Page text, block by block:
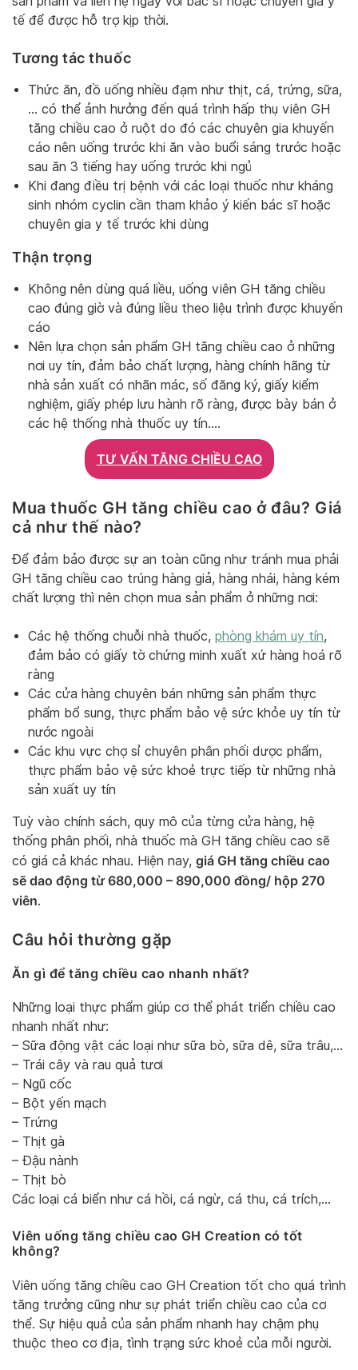
tế để được hỗ trợ kịp thời.
Tương tác thuốc
Thức ăn, đồ uống nhiều đạm như thịt, cá, trứng, sữa,
… có thể ảnh hưởng đến quá trình hấp thụ viên GH
tăng chiều cao ở ruột do đó các chuyên gia khuyến
cáo nên uống trước khi ăn vào buổi sáng trước hoặc
sau ăn 3 tiếng hay uống trước khi ngủ
Khi đang điều trị bệnh với các loại thuốc như kháng
sinh nhóm cyclin cần tham khảo ý kiến bác sĩ hoặc
chuyên gia y tế trước khi dùng
Thận trọng
Không nên dùng quá liều, uống viên GH tăng chiều
cao đúng giờ và đúng liều theo liệu trình được khuyến
cáo
Nên lựa chọn sản phẩm GH tăng chiều cao ở những
nơi uy tín, đảm bảo chất lượng, hàng chính hãng từ
nhà sản xuất có nhãn mác, số đăng ký, giấy kiểm
nghiệm, giấy phép lưu hành rõ ràng, được bày bán ở
các hệ thống nhà thuốc uy tín….
TƯ VẤN TĂNG CHIỀU CAO
Mua thuốc GH tăng chiều cao ở đâu? Giá
cả như thế nào?
Để đảm bảo được sự an toàn cũng như tránh mua phải
GH tăng chiều cao trúng hàng giả, hàng nhái, hàng kém
chất lượng thì nên chọn mua sản phẩm ở những nơi:
Các hệ thống chuỗi nhà thuốc, phòng khám uy tín,
đảm bảo có giấy tờ chứng minh xuất xứ hàng hoá rõ
ràng
Các cửa hàng chuyên bán những sản phẩm thực
phẩm bổ sung, thực phẩm bảo vệ sức khỏe uy tín từ
nước ngoài
Các khu vực chợ sỉ chuyên phân phối dược phẩm,
thực phẩm bảo vệ sức khoẻ trực tiếp từ những nhà
sản xuất uy tín
Tuỳ vào chính sách, quy mô của từng cửa hàng, hệ
thống phân phối, nhà thuốc mà GH tăng chiều cao sẽ
có giá cả khác nhau. Hiện nay, giá GH tăng chiều cao
sẽ dao động từ 680,000 – 890,000 đồng/ hộp 270
viên.
Câu hỏi thường gặp
Ăn gì để tăng chiều cao nhanh nhất?
Những loại thực phẩm giúp cơ thể phát triển chiều cao
nhanh nhất như:
– Sữa động vật các loại như sữa bò, sữa dê, sữa trâu,…
– Trái cây và rau quả tươi
– Ngũ cốc
– Bột yến mạch
– Trứng
– Thịt gà
– Đậu nành
– Thịt bò
Các loại cá biển như cá hồi, cá ngừ, cá thu, cá trích,…
Viên uống tăng chiều cao GH Creation có tốt
không?
Viên uống tăng chiều cao GH Creation tốt cho quá trình
tăng trưởng cũng như sự phát triển chiều cao của cơ
thể. Sự hiệu quả của sản phẩm nhanh hay chậm phụ
thuộc theo cơ địa, tình trạng sức khoẻ của mỗi người.